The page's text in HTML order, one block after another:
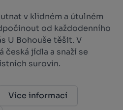
v klidném a útulném
od každodenního
U Bohouše těšit. V
česká jídla a snaží se
surovin.
Více informací